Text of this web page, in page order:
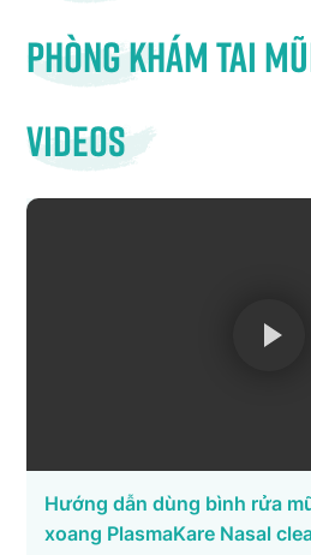
Phòng khám tai
Videos
Hướng dẫn dùng bình rửa
xoang PlasmaKare Nasal